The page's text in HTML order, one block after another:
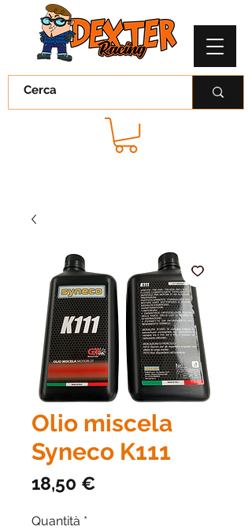
Olio miscela
Syneco K111
18,50 €Prezzo
Quantità *